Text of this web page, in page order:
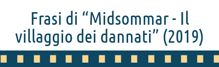
Frasi di “Midsommar - Il
villaggio dei dannati” (2019)